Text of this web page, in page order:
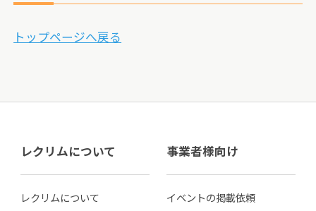
トップページへ戻る
レクリムについて
レクリムについて
事業者様向け
イベントの掲載依頼